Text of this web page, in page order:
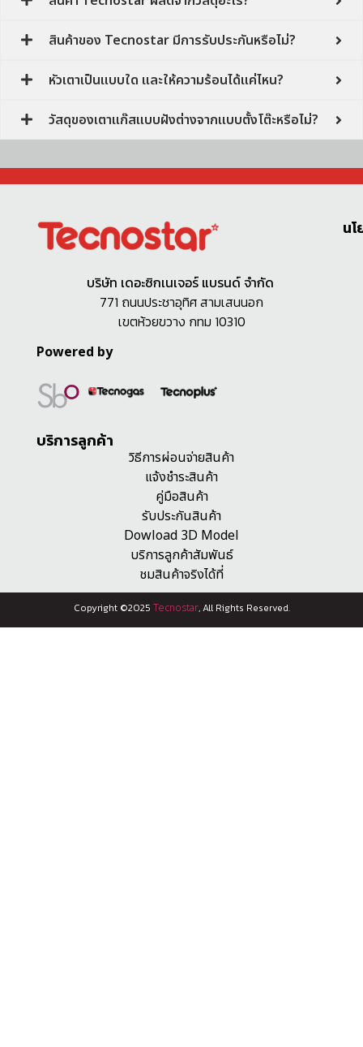
สินค้าของ Tecnostar มีการรับประกันหรือไม่?
หัวเตาเป็นแบบใด และให้ความร้อนได้แค่ไหน?
วัสดุของเตาแก๊สแบบฝังต่างจากแบบตั้งโต๊ะหรือไม่?
บริษัท เดอะซิกเนเจอร์ แบรนด์ จำกัด
771 ถนนประชาอุทิศ สามเสนนอก
เขตห้วยขวาง กทม 10310
Powered by
บริการลูกค้า
วิธีการผ่อนจ่ายสินค้า
แจ้งชำระสินค้า
คู่มือสินค้า
รับประกันสินค้า
Dowload 3D Model
บริการลูกค้าสัมพันธ์
ชมสินค้าจริงได้ที่
น
Copyright ©2025 Tecnostar, All Rights Reserved.